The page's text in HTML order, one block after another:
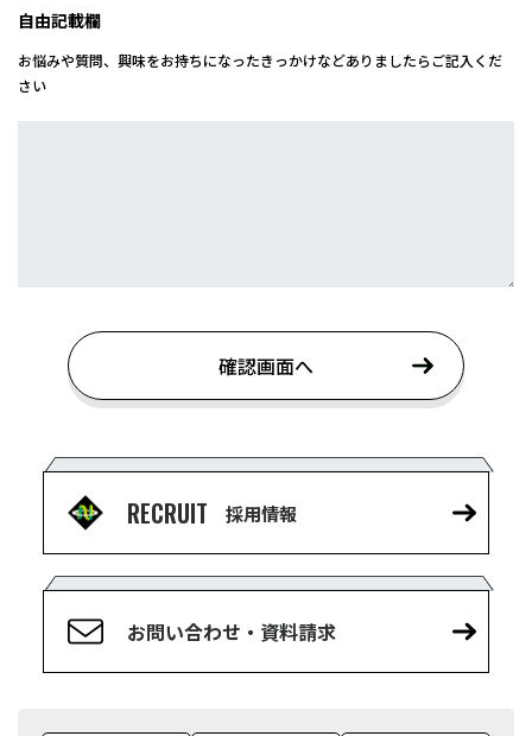
自由記載欄
お悩みや質問、興味をお持ちになったきっかけなどありましたらご記入くだ
さい
確認画面へ
RECRUIT 採用情報
お問い合わせ・資料請求